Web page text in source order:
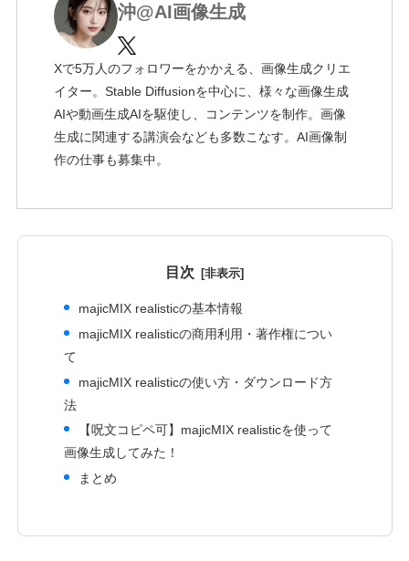
沖@AI画像生成
Xで5万人のフォロワーをかかえる、画像生成クリエ
イター。Stable Diffusionを中心に、様々な画像生成
AIや動画生成AIを駆使し、コンテンツを制作。画像
生成に関連する講演会なども多数こなす。AI画像制
作の仕事も募集中。
目次
majicMIX realisticの基本情報
majicMIX realisticの商用利用・著作権につい
て
majicMIX realisticの使い方・ダウンロード方
法
【呪文コピペ可】majicMIX realisticを使って
画像生成してみた！
まとめ